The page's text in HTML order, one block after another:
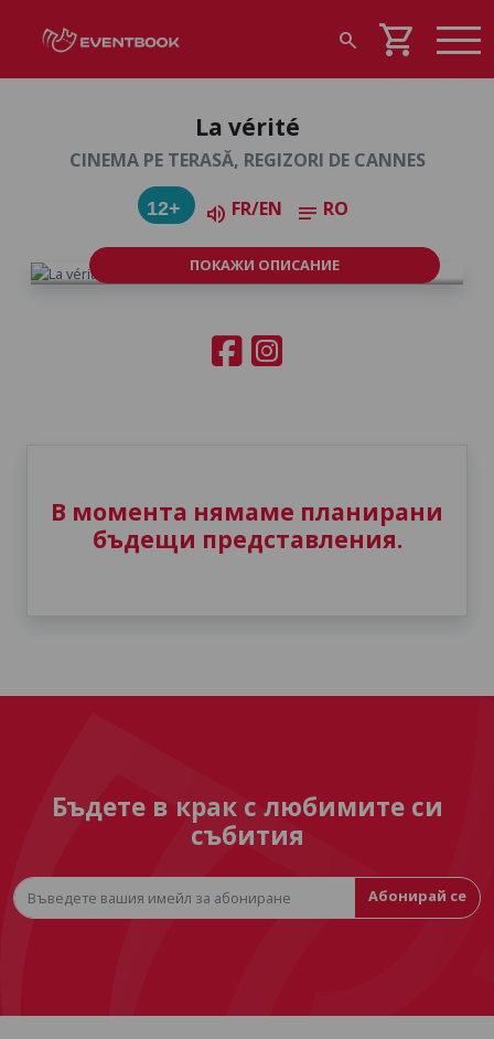
search shopping_cart
La vérité
CINEMA PE TERASĂ, REGIZORI DE CANNES
12+ volume_up FR/EN notes RO
ПОКАЖИ ОПИСАНИЕ
В момента нямаме планирани
бъдещи представления.
Бъдете в крак с любимите си
събития
Абонирай се